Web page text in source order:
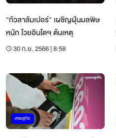
"กัวลาลัมเปอร์" เผชิญฝุ่นมลพิษ
หนัก โวยอินโดฯ ต้นเหตุ
30 ก.ย. 2566 | 8:58
เศรษฐกิจ